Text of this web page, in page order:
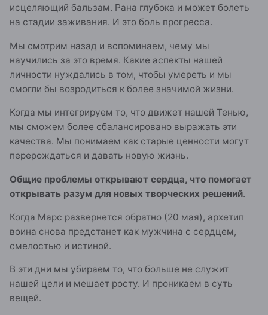
исцеляющий бальзам. Рана глубока и может болеть
на стадии заживания. И это боль прогресса.
Мы смотрим назад и вспоминаем, чему мы
научились за это время. Какие аспекты нашей
личности нуждались в том, чтобы умереть и мы
смогли бы возродиться к более значимой жизни.
Когда мы интегрируем то, что движет нашей Тенью,
мы сможем более сбалансировано выражать эти
качества. Мы понимаем как старые ценности могут
перерождаться и давать новую жизнь.
Общие проблемы открывают сердца, что помогает
открывать разум для новых творческих решений.
Когда Марс развернется обратно (20 мая), архетип
воина снова предстанет как мужчина с сердцем,
смелостью и истиной.
В эти дни мы убираем то, что больше не служит
нашей цели и мешает росту. И проникаем в суть
вещей.